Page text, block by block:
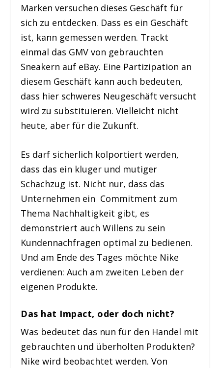
Marken versuchen dieses Geschäft für
sich zu entdecken. Dass es ein Geschäft
ist, kann gemessen werden. Trackt
einmal das GMV von gebrauchten
Sneakern auf eBay. Eine Partizipation an
diesem Geschäft kann auch bedeuten,
dass hier schweres Neugeschäft versucht
wird zu substituieren. Vielleicht nicht
heute, aber für die Zukunft.
Es darf sicherlich kolportiert werden,
dass das ein kluger und mutiger
Schachzug ist. Nicht nur, dass das
Unternehmen ein Commitment zum
Thema Nachhaltigkeit gibt, es
demonstriert auch Willens zu sein
Kundennachfragen optimal zu bedienen.
Und am Ende des Tages möchte Nike
verdienen: Auch am zweiten Leben der
eigenen Produkte.
Das hat Impact, oder doch nicht?
Was bedeutet das nun für den Handel mit
gebrauchten und überholten Produkten?
Nike wird beobachtet werden. Von